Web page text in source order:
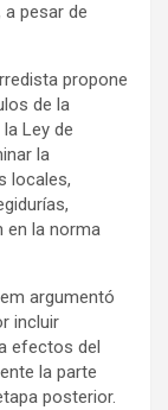
pesar de
propone
de la
Ley de
la
locales,
en la norma
argumentó
incluir
efectos del
la parte
posterior.